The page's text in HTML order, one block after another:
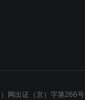
网出证（京）字第266号